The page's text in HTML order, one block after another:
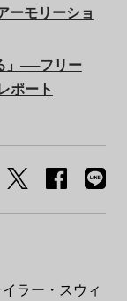
ーモリーショ
」──フリー
ポート
ラー・スウィ